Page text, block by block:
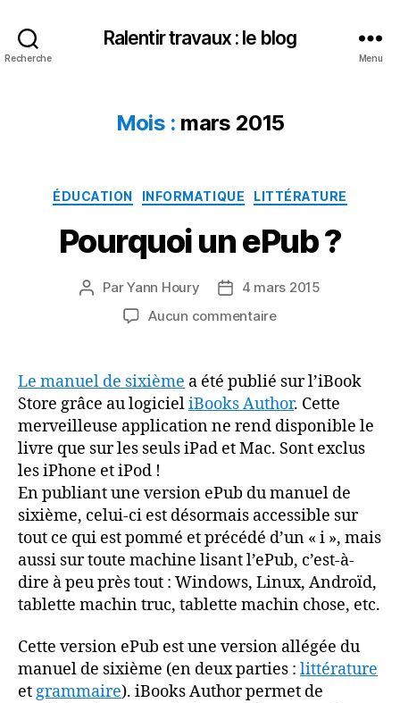
Recherche
Ralentir travaux : le blog
Menu
Mois : mars 2015
Catégories
ÉDUCATION INFORMATIQUE LITTÉRATURE
Pourquoi un ePub ?
Auteur
l’article
ParYann Houry
Date4 mars 2015
Aucun commentairesur
Le manuel de sixième a été publié sur l’iBook
Store grâce au logicieliBooks Author. Cette
merveilleuse application ne rend disponible le
livre que sur les seuls iPad et Mac. Sont exclus
les iPhone et iPod !
En publiant une version ePub du manuel de
sixième, celui-ci est désormais accessible sur
tout ce qui est pommé et précédé d’un « i », mais
aussi sur toute machine lisant l’ePub, c’est-à-
dire à peu près tout : Windows, Linux, Androïd,
tablette machin truc, tablette machin chose, etc.
Cette version ePub est une version allégée du
manuel de sixième (en deux parties : littérature
etgrammaire). iBooks Author permet de